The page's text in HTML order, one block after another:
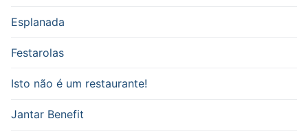
Esplanada
Festarolas
Isto não é um restaurante!
Jantar Benefit